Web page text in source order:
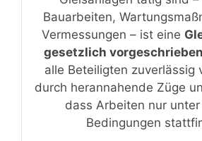
Bauarbeiten,
Vermessungen – ist eine
gesetzlich vorgeschrieben
alle Beteiligten zuverlässig
durch herannahende Züge
dass Arbeiten nur
Bedingungen